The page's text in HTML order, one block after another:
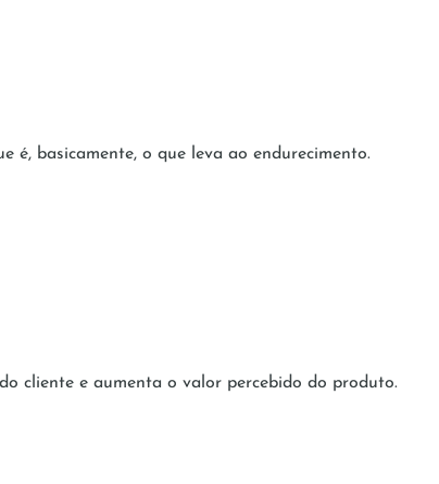
basicamente, o que leva ao endurecimento.
cliente e aumenta o valor percebido do produto.